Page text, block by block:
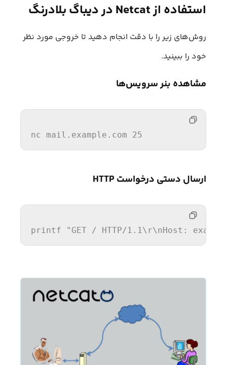
استفاده از Netcat در دیباگ بلادرنگ
روش‌های زیر را با دقت انجام دهید تا خروجی مورد نظر
خود را ببینید.
مشاهده بنر سرویس‌ها
nc mail .example .com 25
ارسال دستی درخواست HTTP
printf "GET / HTTP/1.1 \r\nHost: